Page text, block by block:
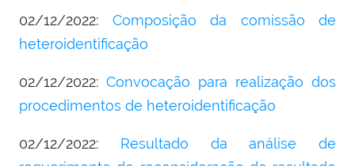
02/12/2022: Composição da comissão de
heteroidentificação
02/12/2022: Convocação para realização dos
procedimentos de heteroidentificação
02/12/2022: Resultado da análise de